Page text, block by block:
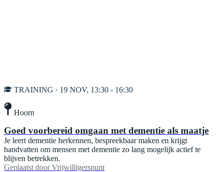
TRAINING · 19 NOV, 13:30 - 16:30
Hoorn
Goed voorbereid omgaan met dementie als maatje
Je leert dementie herkennen, bespreekbaar maken en krijgt
handvatten om mensen met dementie zo lang mogelijk actief te
blijven betrekken.
Geplaatst door Vrijwilligerspunt